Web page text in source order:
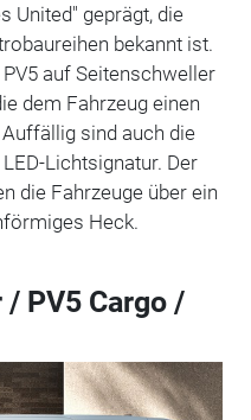
United" geprägt, die
bekannt ist.
auf Seitenschweller
dem Fahrzeug einen
sind auch die
Lichtsignatur. Der
die Fahrzeuge über ein
Heck.
/ PV5 Cargo /